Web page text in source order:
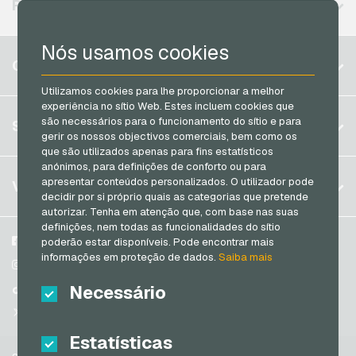
Nós usamos cookies
Utilizamos cookies para lhe proporcionar a melhor
experiência no sítio Web. Estes incluem cookies que
são necessários para o funcionamento do sítio e para
gerir os nossos objectivos comerciais, bem como os
que são utilizados apenas para fins estatísticos
anónimos, para definições de conforto ou para
apresentar conteúdos personalizados. O utilizador pode
decidir por si próprio quais as categorias que pretende
autorizar. Tenha em atenção que, com base nas suas
definições, nem todas as funcionalidades do sítio
poderão estar disponíveis. Pode encontrar mais
informações em proteção de dados.Saiba mais
Necessário
Estatísticas
Razer Gold Cartoes de pagamento
Transcash Cartoes de pagamento
REGIÕES DISPONÍVEIS
Bélgica
Alemanha (DE)
Alemanha (EN)
França
Itália
Países Baixos
Áustria
Portugal
Switzerland (DE)
Switzerland (IT)
CONTA
Registrar
Meu carrinho
SERVIÇO
FAQ
Formas de pagamento
Termos e condicoes&Direito de arrependimento
Política de privacidade
VGO-SHOP
Sobre nós
Parceiros
Facebook
Instagram
TikTok